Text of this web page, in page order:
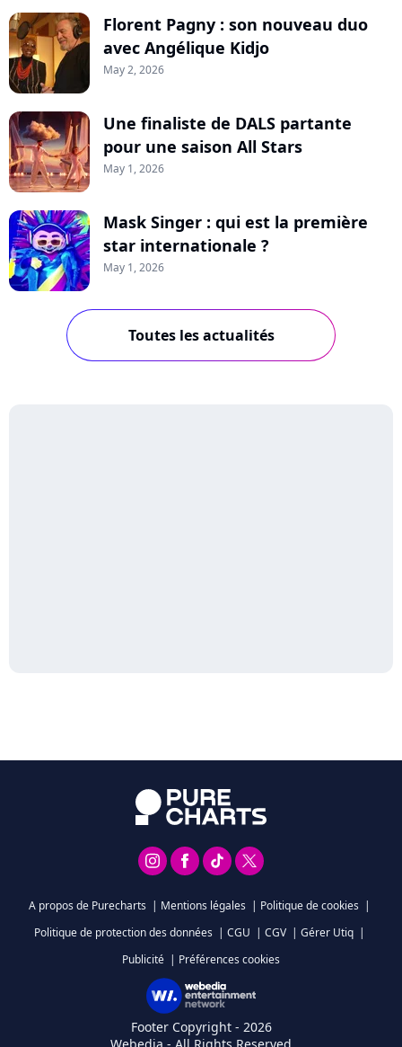
Florent Pagny : son nouveau duo
avec Angélique Kidjo
May 2, 2026
Une finaliste de DALS partante
pour une saison All Stars
May 1, 2026
Mask Singer : qui est la première
star internationale ?
May 1, 2026
Toutes les actualités
A propos de Purecharts | Mentions légales | Politique de cookies |
Politique de protection des données | CGU | CGV | Gérer Utiq |
Publicité | Préférences cookies
Footer Copyright - 2026